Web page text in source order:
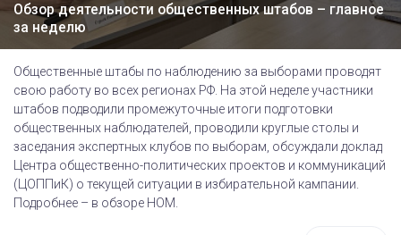
Обзор деятельности общественных штабов – главное
за неделю
Общественные штабы по наблюдению за выборами проводят
свою работу во всех регионах РФ. На этой неделе участники
штабов подводили промежуточные итоги подготовки
общественных наблюдателей, проводили круглые столы и
заседания экспертных клубов по выборам, обсуждали доклад
Центра общественно-политических проектов и коммуникаций
(ЦОППиК) о текущей ситуации в избирательной кампании.
Подробнее – в обзоре НОМ.